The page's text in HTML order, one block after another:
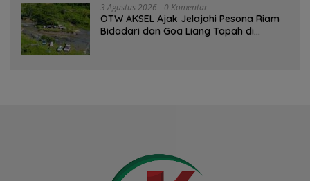
3 Agustus 2026 0 Komentar
OTW AKSEL Ajak Jelajahi Pesona Riam
Bidadari dan Goa Liang Tapah di